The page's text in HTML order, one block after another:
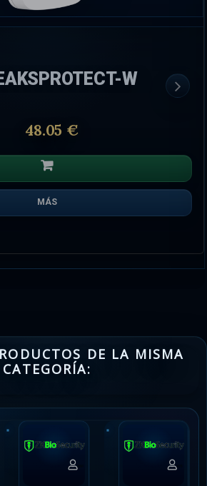
W
48.05 €
MÁS
DE LA MISMA
CATEGORÍA: